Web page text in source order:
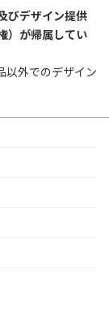
びデザイン提供
）が帰属してい
以外でのデザイン